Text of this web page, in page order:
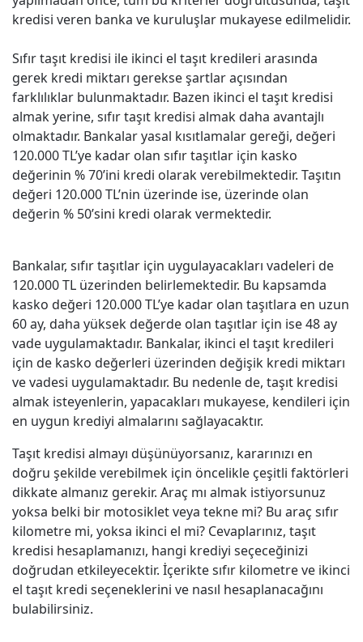
kredisi veren banka ve kuruluşlar mukayese edilmelidir.
Sıfır taşıt kredisi ile ikinci el taşıt kredileri arasında
gerek kredi miktarı gerekse şartlar açısından
farklılıklar bulunmaktadır. Bazen ikinci el taşıt kredisi
almak yerine, sıfır taşıt kredisi almak daha avantajlı
olmaktadır. Bankalar yasal kısıtlamalar gereği, değeri
120.000 TL’ye kadar olan sıfır taşıtlar için kasko
değerinin % 70’ini kredi olarak verebilmektedir. Taşıtın
değeri 120.000 TL’nin üzerinde ise, üzerinde olan
değerin % 50’sini kredi olarak vermektedir.
Bankalar, sıfır taşıtlar için uygulayacakları vadeleri de
120.000 TL üzerinden belirlemektedir. Bu kapsamda
kasko değeri 120.000 TL’ye kadar olan taşıtlara en uzun
60 ay, daha yüksek değerde olan taşıtlar için ise 48 ay
vade uygulamaktadır. Bankalar, ikinci el taşıt kredileri
için de kasko değerleri üzerinden değişik kredi miktarı
ve vadesi uygulamaktadır. Bu nedenle de, taşıt kredisi
almak isteyenlerin, yapacakları mukayese, kendileri için
en uygun krediyi almalarını sağlayacaktır.
Taşıt kredisi almayı düşünüyorsanız, kararınızı en
doğru şekilde verebilmek için öncelikle çeşitli faktörleri
dikkate almanız gerekir. Araç mı almak istiyorsunuz
yoksa belki bir motosiklet veya tekne mi? Bu araç sıfır
kilometre mi, yoksa ikinci el mi? Cevaplarınız, taşıt
kredisi hesaplamanızı, hangi krediyi seçeceğinizi
doğrudan etkileyecektir. İçerikte sıfır kilometre ve ikinci
el taşıt kredi seçeneklerini ve nasıl hesaplanacağını
bulabilirsiniz.